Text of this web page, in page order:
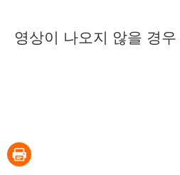
영상이 나오지 않을 경우